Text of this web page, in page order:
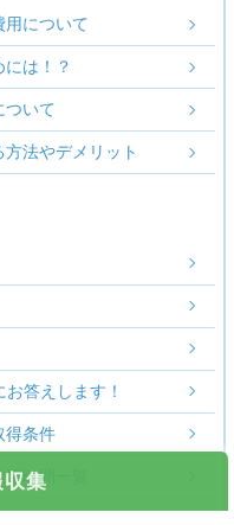
用について
は！？
ついて
法やデメリット
答えします！
得条件
時間一覧
集